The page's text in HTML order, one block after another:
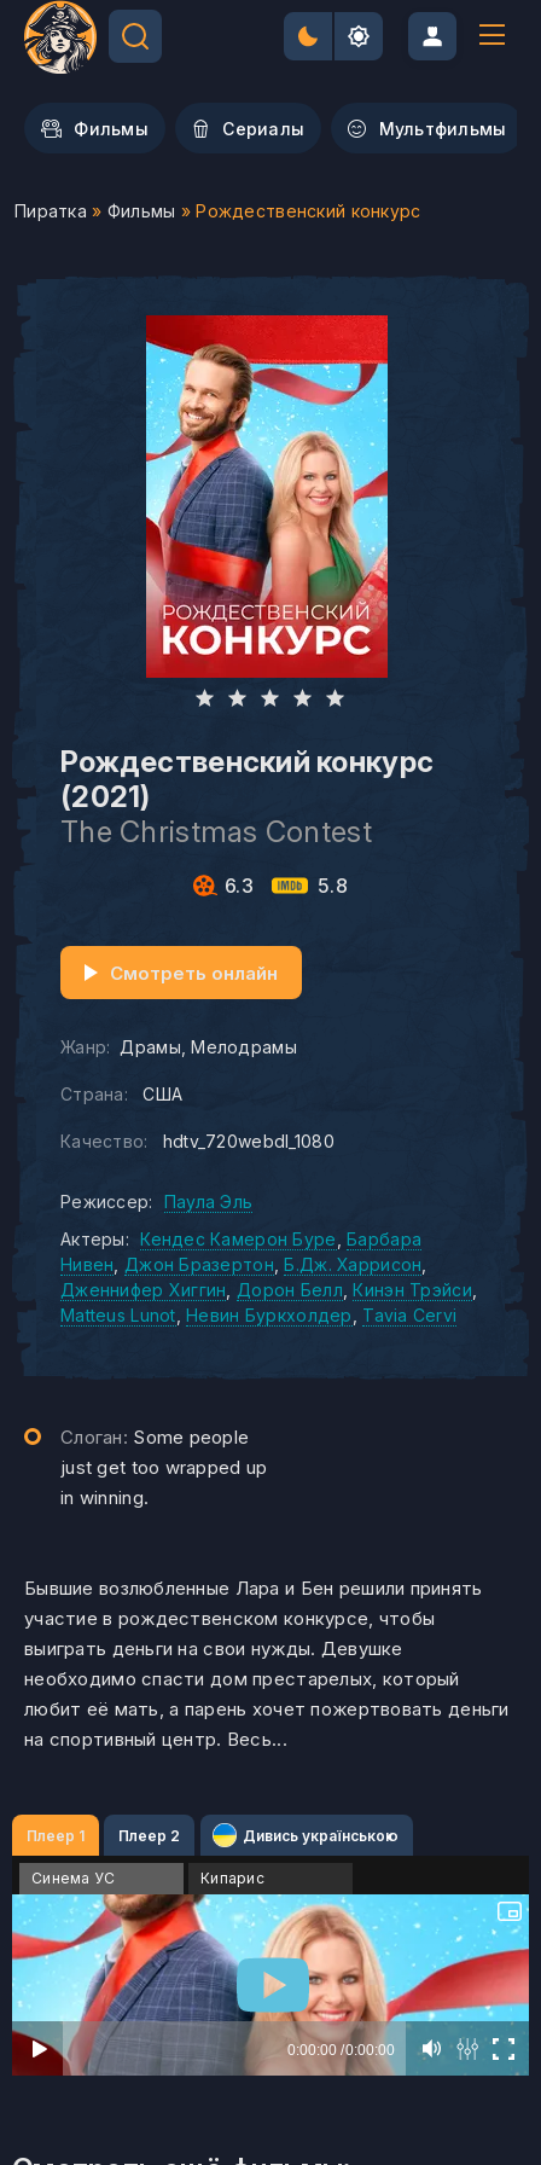
Фильмы Сериалы Мультфильмы
Пиратка » Фильмы » Рождественский конкурс
Рождественский конкурс
(2021)
The Christmas Contest
6.3 5.8
Жанр: Драмы Мелодрамы
Страна: США
Качество: hdtv_720webdl_1080
Смотреть онлайн
Режиссер:
Паула Эль
Актеры:
Кендес Камерон Буре
Барбара
Нивен
Джон Бразертон Б.Дж. Харрисон
Дженнифер Хиггин
Дорон Белл Кинэн Трэйси
Matteus Lunot Невин Буркхолдер Tavia Cervi
Слоган: Some people
just get too wrapped up
in winning.
Бывшие возлюбленные Лара и Бен решили принять
участие в рождественском конкурсе, чтобы
выиграть деньги на свои нужды. Девушке
необходимо спасти дом престарелых, который
любит её мать, а парень хочет пожертвовать деньги
на спортивный центр. Весь...
Плеер 1 Плеер 2 Дивись українською
Синема УС Кипарис